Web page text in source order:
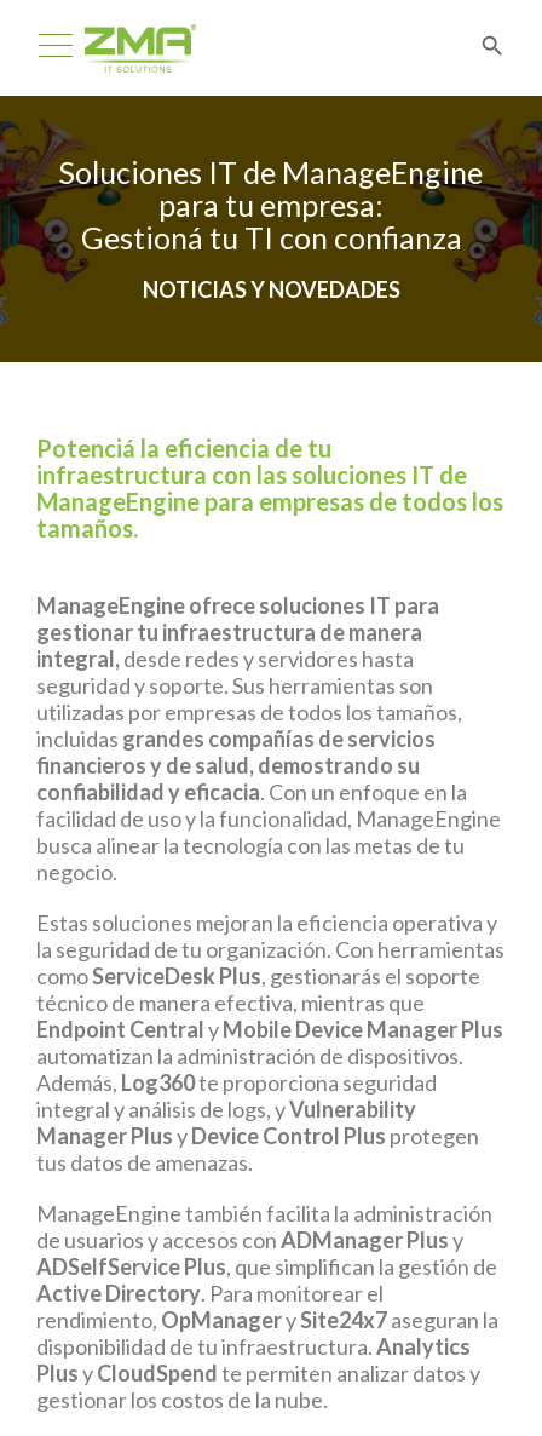
Soluciones IT de ManageEngine
para tu empresa:
Gestioná tu TI con confianza
NOTICIAS Y NOVEDADES
Potenciá la eficiencia de tu
infraestructura con las soluciones IT de
ManageEngine para empresas de todos los
tamaños.
ManageEngine ofrece soluciones IT para
gestionar tu infraestructura de manera
integral,desde redes y servidores hasta
seguridad y soporte. Sus herramientas son
utilizadas por empresas de todos los tamaños,
incluidas grandes compañías de servicios
financieros y de salud, demostrando su
confiabilidad y eficacia. Con un enfoque en la
facilidad de uso y la funcionalidad, ManageEngine
busca alinear la tecnología con las metas de tu
negocio.
Estas soluciones mejoran la eficiencia operativa y
la seguridad de tu organización. Con herramientas
comoServiceDesk Plus, gestionarás el soporte
técnico de manera efectiva, mientras que
Endpoint CentralyMobile Device Manager Plus
automatizan la administración de dispositivos.
Además, Log360te proporciona seguridad
integral y análisis de logs, yVulnerability
Manager PlusyDevice Control Plus protegen
tus datos de amenazas.
ManageEngine también facilita la administración
de usuarios y accesos conADManager Plusy
ADSelfService Plus, que simplifican la gestión de
Active Directory. Para monitorear el
rendimiento, OpManagerySite24x7aseguran la
disponibilidad de tu infraestructura.Analytics
PlusyCloudSpendte permiten analizar datos y
gestionar los costos de la nube.